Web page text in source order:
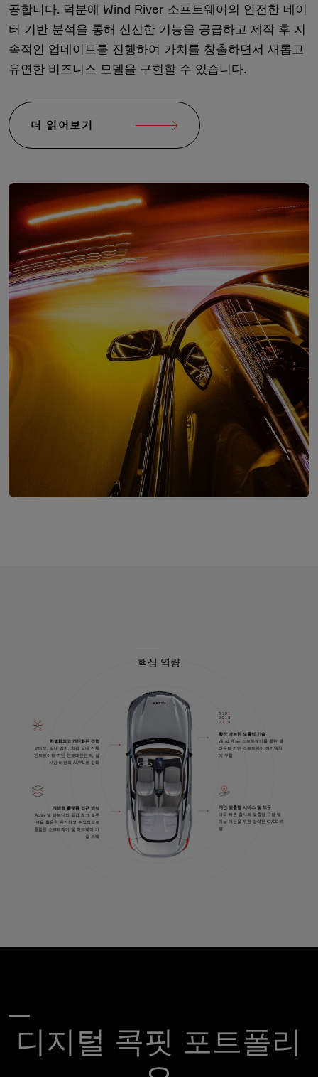
공합니다. 덕분에 Wind River 소프트웨어의 안전한 데이
터 기반 분석을 통해 신선한 기능을 공급하고 제작 후 지
속적인 업데이트를 진행하여 가치를 창출하면서 새롭고
유연한 비즈니스 모델을 구현할 수 있습니다.
더 읽어보기
핵심 역량
차별화되고 개인화된 경험
오디오, 실내 감지, 차량 실내 전체
안드로이드 기반 인포테인먼트, 실
시간 비전의 AI/ML로 강화
확장 가능한 모듈식 기술
Wind River 소프트웨어를 통한 클
라우드 기반 소프트웨어 아키텍처
에 부합
개방형 플랫폼 접근 방식
Aptiv 및 파트너의 동급 최고 솔루
션을 활용한 완전하고 수직적으로
통합된 소프트웨어 및 하드웨어 기
술 스택
개인 맞춤형 서비스 및 도구
더욱 빠른 출시와 맞춤형 구성 및
기능 개선을 위한 강력한 CI/CD 역
량
디지털 콕핏 포트폴리